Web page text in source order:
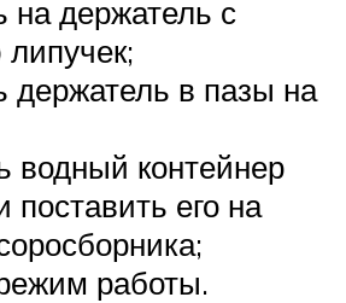
на держатель с
держатель в пазы на
водный контейнер
поставить его на
работы.